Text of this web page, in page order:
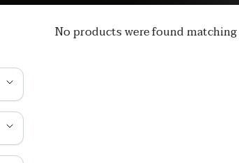
No products were found